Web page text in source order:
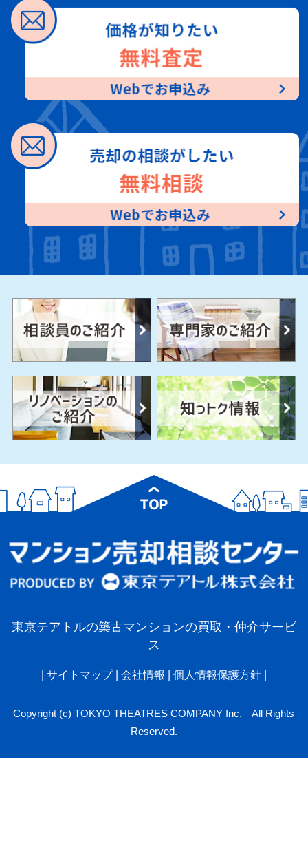
東京テアトルの築古マンションの買取・仲介サービ
ス
サイトマップ 会社情報 個人情報保護方針|
Copyright (c) TOKYO THEATRES COMPANY Inc. All Rights
Reserved.